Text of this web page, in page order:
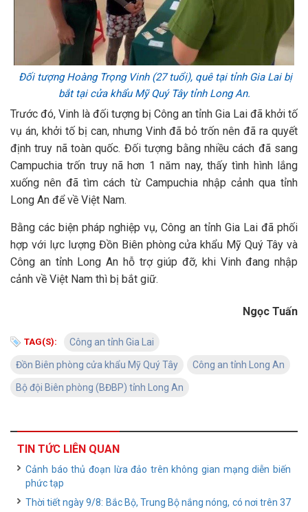
Đối tượng Hoàng Trọng Vinh (27 tuổi), quê tại tỉnh Gia Lai bị
bắt tại cửa khẩu Mỹ Quý Tây tỉnh Long An.
Trước đó, Vinh là đối tượng bị Công an tỉnh Gia Lai đã khởi tố
vụ án, khởi tố bị can, nhưng Vinh đã bỏ trốn nên đã ra quyết
định truy nã toàn quốc. Đối tượng bằng nhiều cách đã sang
Campuchia trốn truy nã hơn 1 năm nay, thấy tình hình lắng
xuống nên đã tìm cách từ Campuchia nhập cảnh qua tỉnh
Long An để về Việt Nam.
Bằng các biện pháp nghiệp vụ, Công an tỉnh Gia Lai đã phối
hợp với lực lượng Đồn Biên phòng cửa khẩu Mỹ Quý Tây và
Công an tỉnh Long An hỗ trợ giúp đỡ, khi Vinh đang nhập
cảnh về Việt Nam thì bị bắt giữ.
Ngọc Tuấn
TAG(S): Công an tỉnh Gia Lai
Đồn Biên phòng cửa khẩu Mỹ Quý Tây Công an tỉnh Long An
Bộ đội Biên phòng (BĐBP) tỉnh Long An
TIN TỨC LIÊN QUAN
Cảnh báo thủ đoạn lừa đảo trên không gian mạng diễn biến
phức tạp
Thời tiết ngày 9/8: Bắc Bộ, Trung Bộ nắng nóng, có nơi trên 37